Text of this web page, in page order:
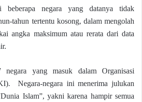
beberapa negara yang datanya tidak
tahun tertentu kosong, dalam mengolah
angka maksimum atau rerata dari data
yang masuk dalam Organisasi
Negara-negara ini menerima julukan
Islam”, yakni karena hampir semua